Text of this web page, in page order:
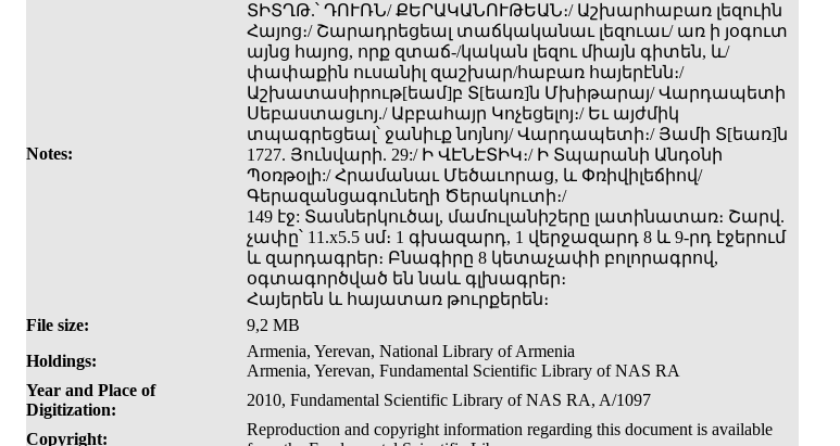
Notes:
ՏԻՏՂԹ.՝ ԴՈՒՌՆ/ ՔԵՐԱԿԱՆՈՒԹԵԱՆ։/ Աշխարհաբառ լեզուին
Հայոց։/ Շարադրեցեալ տաճկականաւ լեզուաւ/ առ ի յօգուտ
այնց հայոց, որք զտաճ-/կական լեզու միայն գիտեն, և/
փափաքին ուսանիլ զաշխար/հաբառ հայերէնն։/
Աշխատասիրութ[եամ]բ Տ[եառ]ն Մխիթարայ/ Վարդապետի
Սեբաստացւոյ./ Աբբահայր Կոչեցելոյ։/ Եւ այժմիկ
տպագրեցեալ՝ ջանիւք նոյնոյ/ Վարդապետի։/ Յամի Տ[եառ]ն
1727. Յունվարի. 29:/ Ի ՎԷՆԷՏԻԿ։/ Ի Տպարանի Անդօնի
Պօռթօլի:/ Հրամանաւ Մեծաւորաց, և Փռիվիլեճիով/
Գերազանցագունեղի Ծերակուտի։/
149 էջ: Տասներկուծալ, մամուլանիշերը լատինատառ։ Շարվ.
չափը՝ 11.x5.5 սմ։ 1 գխազարդ, 1 վերջազարդ 8 և 9-րդ էջերում
և զարդագրեր։ Բնագիրը 8 կետաչափի բոլորագրով,
օգտագործված են նաև գլխագրեր։
Հայերեն և հայատառ թուրքերեն։
File size:
9,2 MB
Holdings:
Armenia, Yerevan, National Library of Armenia
Armenia, Yerevan, Fundamental Scientific Library of NAS RA
Year and Place of
Digitization:
2010, Fundamental Scientific Library of NAS RA, A/1097
Copyright:
Reproduction and copyright information regarding this document is available